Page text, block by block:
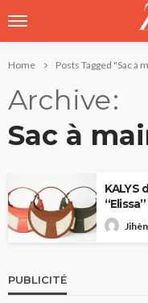
Home Posts Tagged "Sac à
Archive
Sac à
KALYS
“Elissa”
PUBLICITÉ